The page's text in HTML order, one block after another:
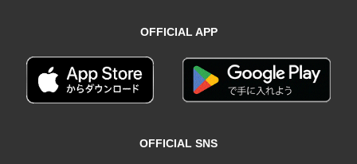
OFFICIAL APP
OFFICIAL SNS